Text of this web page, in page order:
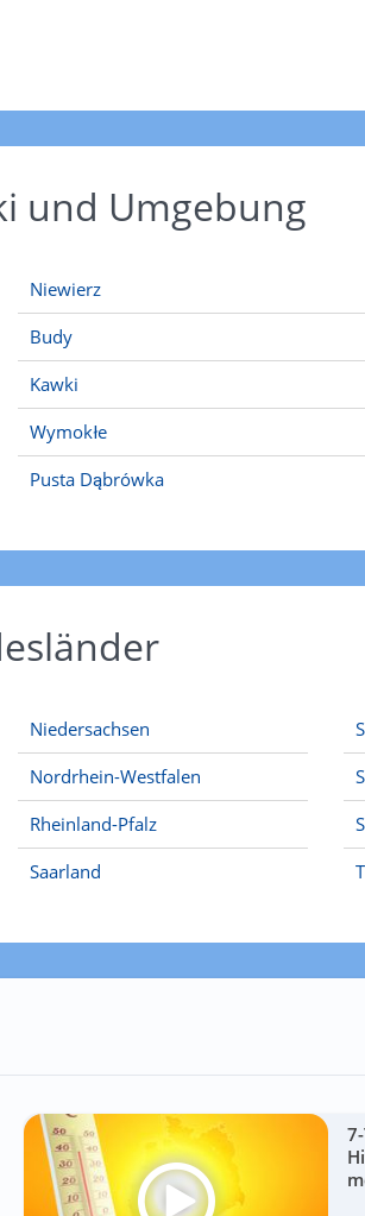
und Umgebung
Niewierz
Budy
Kawki
Wymokłe
Pusta Dąbrówka
Niedersachsen
Nordrhein-Westfalen
Rheinland-Pfalz
Saarland